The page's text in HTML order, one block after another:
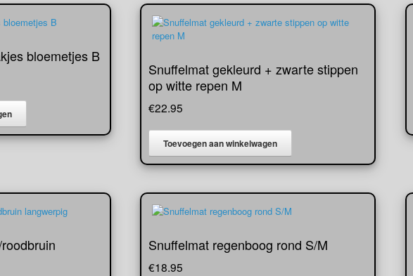
bloemetjes B
Snuffelmat gekleurd + zwarte stippen
op witte repen M
€22.95
Toevoegen aan winkelwagen
Snuffelmat regenboog rond S/M
€18.95